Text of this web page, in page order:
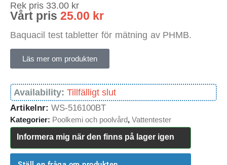
Rek pris 33.00 kr
Vårt pris 25.00 kr
Baquacil test tabletter för mätning av PHMB.
Läs mer om produkten
Availability: Tillfälligt slut
Artikelnr: WS-516100BT
Kategorier: Poolkemi och poolvård, Vattentester
Informera mig när den finns på lager igen